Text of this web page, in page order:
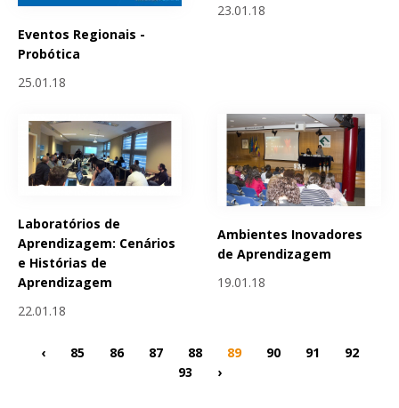
Eventos Regionais -
Probótica
25.01.18
23.01.18
Laboratórios de
Aprendizagem: Cenários
e Histórias de
Aprendizagem
22.01.18
Ambientes Inovadores
de Aprendizagem
19.01.18
‹ 85 86 87 88 89 90 91
92
93
›